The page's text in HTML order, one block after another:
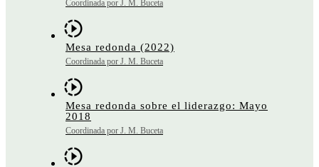
Coordinada por J. M. Buceta
Mesa redonda (2022)
Coordinada por J. M. Buceta
Mesa redonda sobre el liderazgo: Mayo
2018
Coordinada por J. M. Buceta